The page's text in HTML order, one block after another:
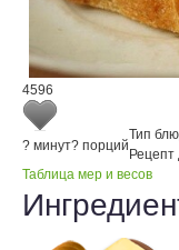
4596
? минут? порций
Тип
Рецепт
Таблица мер и весов